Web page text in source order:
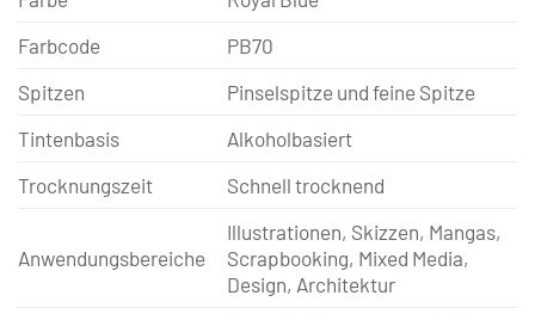
Farbcode
PB70
Spitzen
Pinselspitze und feine Spitze
Tintenbasis
Alkoholbasiert
Trocknungszeit
Schnell trocknend
Anwendungsbereiche
Illustrationen, Skizzen, Mangas,
Scrapbooking, Mixed Media,
Design, Architektur